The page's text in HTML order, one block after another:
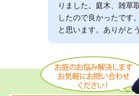
りました。庭木、雑草
したので良かったです
と思います。ありがと